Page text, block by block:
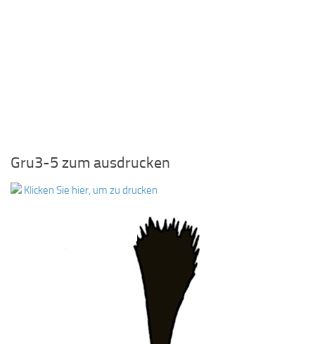
Gru3-5 zum ausdrucken
Klicken Sie hier, um zu drucken